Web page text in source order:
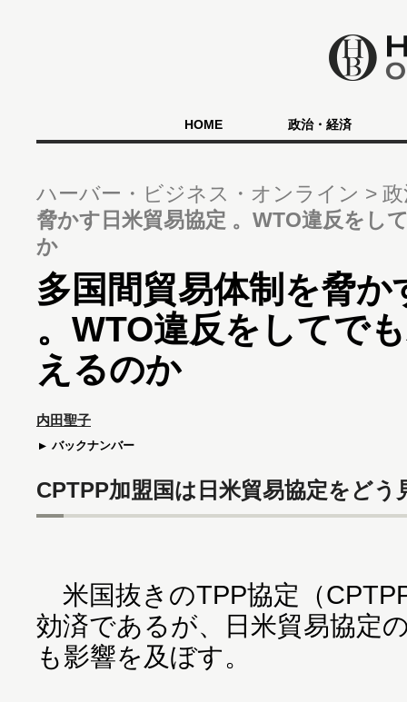
HOME 政治・経済
ハーバー・ビジネス・オンライン
脅かす日米貿易協定 。WTO違反をし
か
多国間貿易体制を脅か
。WTO違反をしてで
えるのか
内田聖子
バックナンバー
CPTPP加盟国は日米貿易協定をどう
米国抜きのTPP協定（
効済であるが、日米貿易協定
も影響を及ぼす。